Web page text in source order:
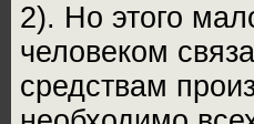
2). Но этого
человеком
средствам